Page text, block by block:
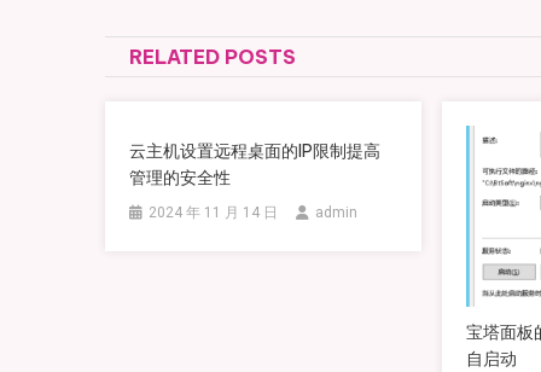
RELATED POSTS
云主机设置远程桌面的IP限制提高
管理的安全性
2024 年 11 月 14 日 admin
宝塔面板
自启动